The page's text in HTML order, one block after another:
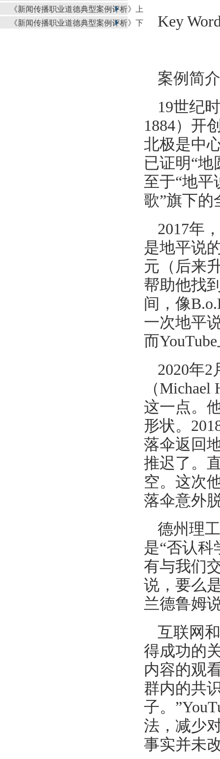
《新闻传播职业道德典型案例评析》上
《新闻传播职业道德典型案例评析》下
Key
案例简介
19世纪
1884）开
北极是中
已证明“
至于“地平
歌”旗下的
2017年
是地平说
元（后来
帮助他找
间，像
一次地平
而
2020年
（
这一点。
形状。
落伞返回
推迟了。
空。这次
落伞意外
德州理
是“否认科
有与我们
说，要么
兰德鲁姆
互联网
得成功的
内容的观
群内的共
子。
法，减少
事实并未